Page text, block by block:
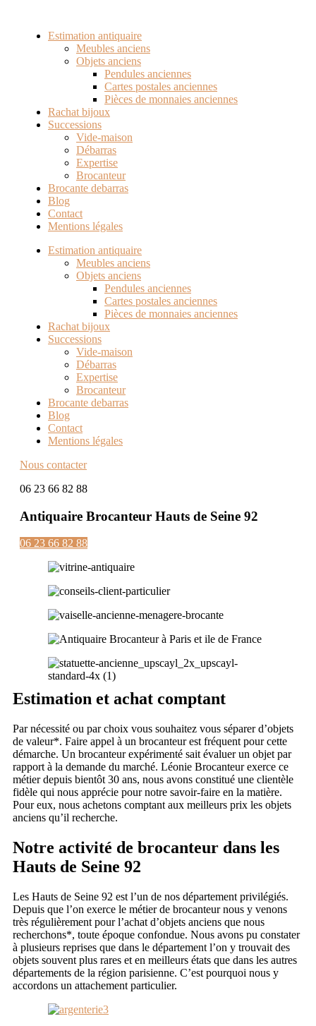
Estimation antiquaire
Meubles anciens
Objets anciens
Pendules anciennes
Cartes postales anciennes
Pièces de monnaies anciennes
Rachat bijoux
Successions
Vide-maison
Débarras
Expertise
Brocanteur
Brocante debarras
Blog
Contact
Mentions légales
Estimation antiquaire
Meubles anciens
Objets anciens
Pendules anciennes
Cartes postales anciennes
Pièces de monnaies anciennes
Rachat bijoux
Successions
Vide-maison
Débarras
Expertise
Brocanteur
Brocante debarras
Blog
Contact
Mentions légales
Nous contacter
06 23 66 82 88
Antiquaire Brocanteur Hauts de Seine 92
06 23 66 82 88
Estimation et achat comptant
Par nécessité ou par choix vous souhaitez vous séparer d’objets
de valeur*. Faire appel à un brocanteur est fréquent pour cette
démarche. Un brocanteur expérimenté sait évaluer un objet par
rapport à la demande du marché. Léonie Brocanteur exerce ce
métier depuis bientôt 30 ans, nous avons constitué une clientèle
fidèle qui nous apprécie pour notre savoir-faire en la matière.
Pour eux, nous achetons comptant aux meilleurs prix les objets
anciens qu’il recherche.
Notre activité de brocanteur dans les
Hauts de Seine 92
Les Hauts de Seine 92 est l’un de nos département privilégiés.
Depuis que l’on exerce le métier de brocanteur nous y venons
très régulièrement pour l’achat d’objets anciens que nous
recherchons*, toute époque confondue. Nous avons pu constater
à plusieurs reprises que dans le département l’on y trouvait des
objets souvent plus rares et en meilleurs états que dans les autres
départements de la région parisienne. C’est pourquoi nous y
accordons un attachement particulier.